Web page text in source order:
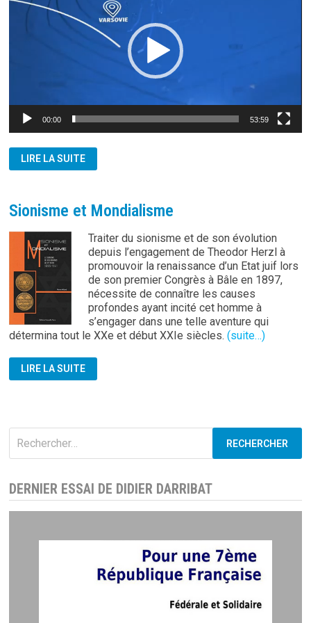
00:00 53:59
RONY
BRAUMAN
L’OCCUPATION
SIONISTE
LIRE LA SUITE
Sionisme et Mondialisme
Traiter du sionisme et de son évolution
depuis l’engagement de Theodor Herzl à
promouvoir la renaissance d’un Etat juif lors
de son premier Congrès à Bâle en 1897,
nécessite de connaître les causes
profondes ayant incité cet homme à
s’engager dans une telle aventure qui
détermina tout le XXe et début XXIe siècles.(suite…)
SIONISME
ET
LIRE LA SUITE
DERNIER ESSAI DE DIDIER DARRIBAT